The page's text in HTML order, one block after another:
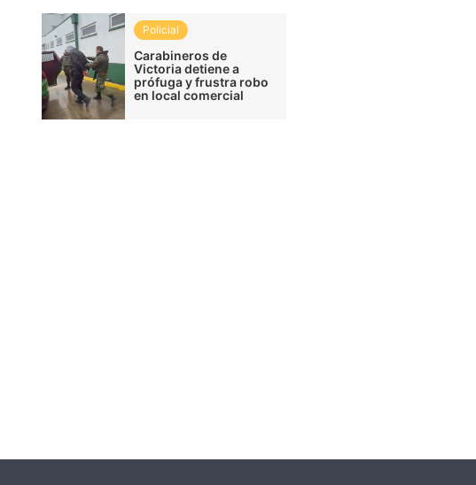
Policial
Carabineros de
Victoria detiene a
prófuga y frustra robo
en local comercial